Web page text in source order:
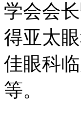
学会会
得亚太
佳眼科
等。